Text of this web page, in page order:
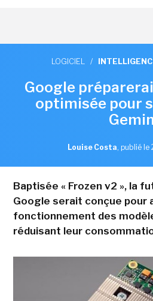
LOGICIEL /
Google
optimisée pour
Louise Costa, publié le
Baptisée « Frozen v2 », la
Google serait conçue pour
fonctionnement des
réduisant leur